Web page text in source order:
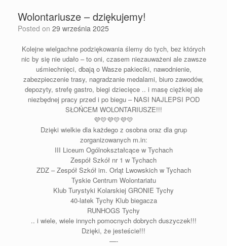
Wolontariusze – dziękujemy!
Posted on 29 września 2025
Kolejne wielgachne podziękowania ślemy do tych, bez których
nic by się nie udało – to oni, czasem niezauważeni ale zawsze
uśmiechnięci, dbają o Wasze pakieciki, nawodnienie,
zabezpieczenie trasy, nagradzanie medalami, biuro zawodów,
depozyty, strefę gastro, biegi dziecięce .. i masę ciężkiej ale
niezbędnej pracy przed i po biegu – NASI NAJLEPSI POD
SŁOŃCEM WOLONTARIUSZE!!!
💜💛💜💛💜💛
Dzięki wielkie dla każdego z osobna oraz dla grup
zorganizowanych m.in:
III Liceum Ogólnokształcące w Tychach
Zespół Szkół nr 1 w Tychach
ZDZ – Zespół Szkół im. Orląt Lwowskich w Tychach
Tyskie Centrum Wolontariatu
Klub Turystyki Kolarskiej GRONIE Tychy
40-latek Tychy Klub biegacza
RUNHOGS Tychy
.. i wiele, wiele innych pomocnych dobrych duszyczek!!!
Dzięki, że jesteście!!!
—-